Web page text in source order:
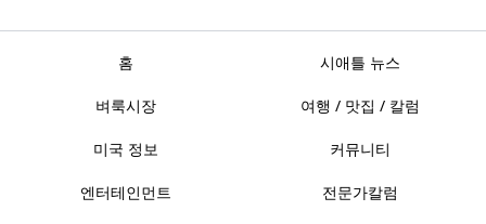
홈 시애틀 뉴스
벼룩시장 여행 / 맛집 / 칼럼
미국 정보 커뮤니티
엔터테인먼트 전문가칼럼